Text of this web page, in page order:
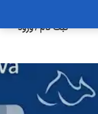
ثبت نام/ورود